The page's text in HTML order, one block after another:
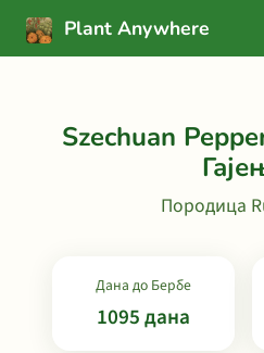
Plant Anywhere
Szechuan
Породица
Дана до Бербе
1095 дана